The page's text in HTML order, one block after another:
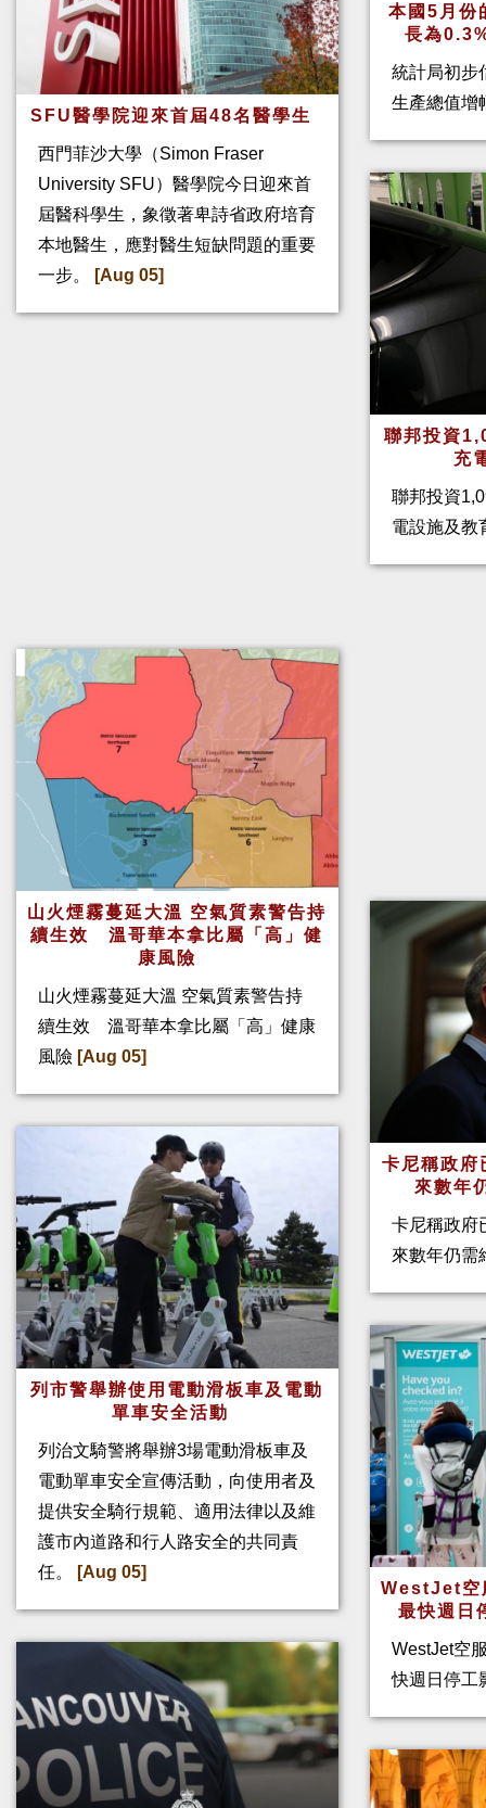
SFU醫學院迎來首屆48名醫學生
西門菲沙大學（Simon Fraser
University SFU）醫學院今日迎來首
屆醫科學生，象徵著卑詩省政府培育
本地醫生，應對醫生短缺問題的重要
一步。
[Aug 05]
山火煙霧蔓延大溫 空氣質素警告持
續生效 溫哥華本拿比屬「高」健
康風險
山火煙霧蔓延大溫 空氣質素警告持
續生效 溫哥華本拿比屬「高」健康
風險 [Aug 05]
列市警舉辦使用電動滑板車及電動
單車安全活動
列治文騎警將舉辦3場電動滑板車及
電動單車安全宣傳活動，向使用者及
提供安全騎行規範、適用法律以及維
護市內道路和行人路安全的共同責
任。
[Aug 05]
本國5月份
長為
統計局初步
生產總值增
聯邦投資
充
聯邦投資
電設施及教
卡尼稱政府
來數年
卡尼稱政府
來數年仍需
WestJet空
最快週日
WestJet空
快週日停工